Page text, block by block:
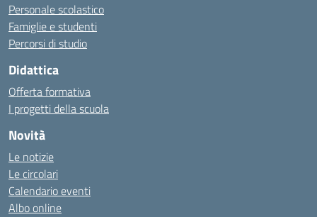
Personale scolastico
Famiglie e studenti
Percorsi di studio
Didattica
Offerta formativa
I progetti della scuola
Novità
Le notizie
Le circolari
Calendario eventi
Albo online